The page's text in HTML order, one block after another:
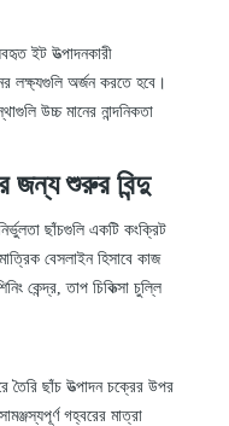
ইট উত্পাদনকারী
লক্ষ্যগুলি অর্জন করতে হবে।
উচ্চ মানের নান্দনিকতা
জন্য শুরুর বিন্দু
ছাঁচগুলি একটি কংক্রিট
বেসলাইন হিসাবে কাজ
কেন্দ্র, তাপ চিকিত্সা চুল্লি
ছাঁচ উত্পাদন চক্রের উপর
গহ্বরের মাত্রা